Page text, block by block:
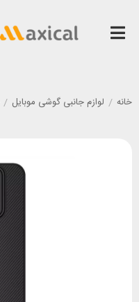
خانه / لوازم جانبی گوشی موبایل /